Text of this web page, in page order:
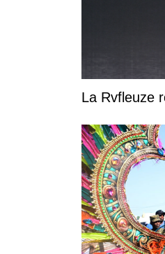
La Rvfleuze